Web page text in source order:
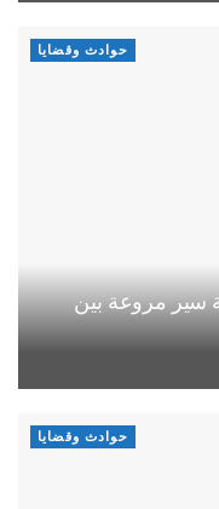
حوادث وقضايا
سير مروعة بين
حوادث وقضايا